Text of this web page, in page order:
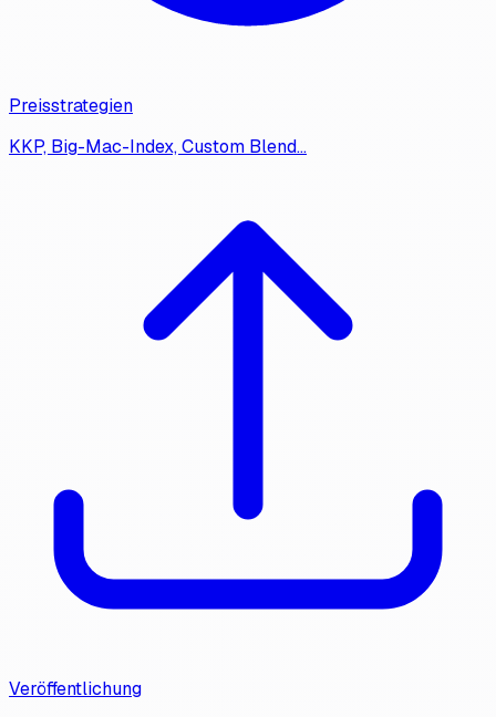
Preisstrategien
KKP, Big-Mac-Index, Custom Blend…
Veröffentlichung